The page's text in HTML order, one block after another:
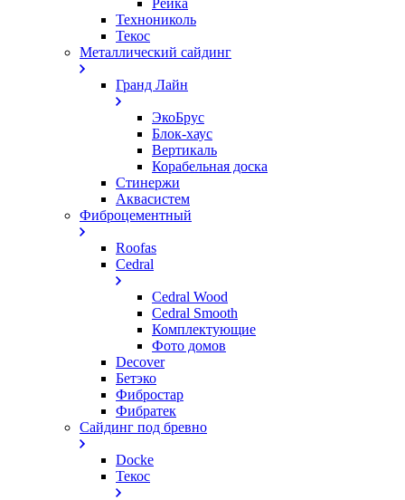
Рейка
Технониколь
Текос
Металлический сайдинг
Гранд Лайн
ЭкоБрус
Блок-хаус
Вертикаль
Корабельная доска
Стинержи
Аквасистем
Фиброцементный
Roofas
Cedral
Cedral Wood
Cedral Smooth
Комплектующие
Фото домов
Decover
Бетэко
Фибростар
Фибратек
Сайдинг под бревно
Docke
Текос